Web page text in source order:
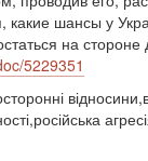
какие шансы у
на стороне
5229351